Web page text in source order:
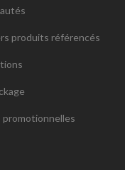
produits référencés